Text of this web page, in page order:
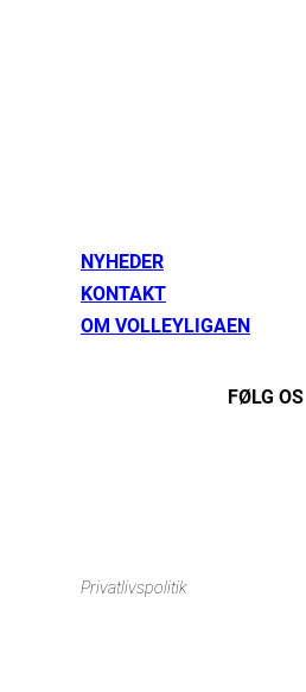
NYHEDER
KONTAKT
OM VOLLEYLIGAEN
FØLG OS
Privatlivspolitik